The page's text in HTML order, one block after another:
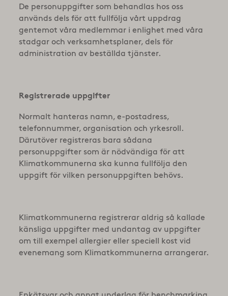
De personuppgifter som behandlas hos oss
används dels för att fullfölja vårt uppdrag
gentemot våra medlemmar i enlighet med våra
stadgar och verksamhetsplaner, dels för
administration av beställda tjänster.
Registrerade uppgifter
Normalt hanteras namn, e-postadress,
telefonnummer, organisation och yrkesroll.
Därutöver registreras bara sådana
personuppgifter som är nödvändiga för att
Klimatkommunerna ska kunna fullfölja den
uppgift för vilken personuppgiften behövs.
Klimatkommunerna registrerar aldrig så kallade
känsliga uppgifter med undantag av uppgifter
om till exempel allergier eller speciell kost vid
evenemang som Klimatkommunerna arrangerar.